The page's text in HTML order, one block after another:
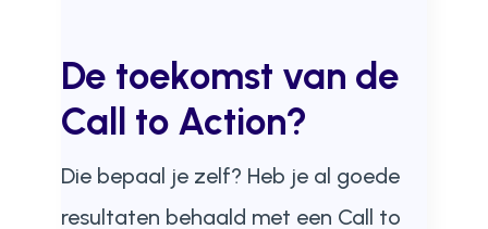
De toekomst van de
Call to Action?
Die bepaal je zelf? Heb je al goede
resultaten behaald met een Call to